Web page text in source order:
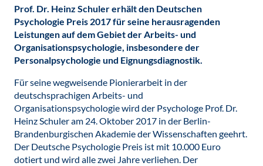
Prof. Dr. Heinz Schuler erhält den Deutschen
Psychologie Preis 2017 für seine herausragenden
Leistungen auf dem Gebiet der Arbeits- und
Organisationspsychologie, insbesondere der
Personalpsychologie und Eignungsdiagnostik.
Für seine wegweisende Pionierarbeit in der
deutschsprachigen Arbeits- und
Organisationspsychologie wird der Psychologe Prof. Dr.
Heinz Schuler am 24. Oktober 2017 in der Berlin-
Brandenburgischen Akademie der Wissenschaften geehrt.
Der Deutsche Psychologie Preis ist mit 10.000 Euro
dotiert und wird alle zwei Jahre verliehen. Der